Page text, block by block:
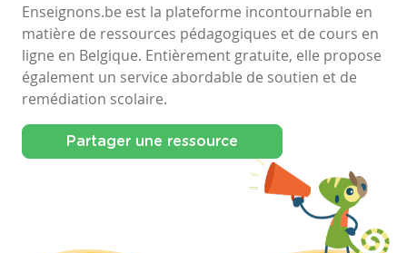
Enseignons.be est la plateforme incontournable en
matière de ressources pédagogiques et de cours en
ligne en Belgique. Entièrement gratuite, elle propose
également un service abordable de soutien et de
remédiation scolaire.
Partager une ressource